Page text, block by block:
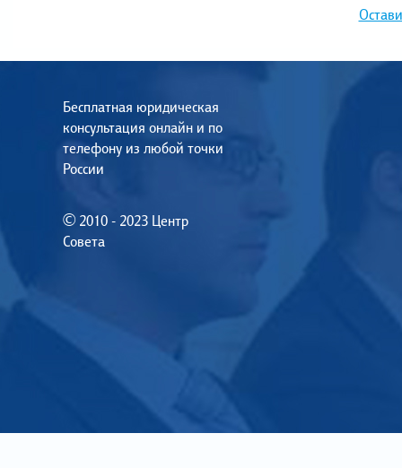
Бесплатная юридическая
консультация онлайн и по
телефону из любой точки
России
© 2010 - 2023 Центр
Совета